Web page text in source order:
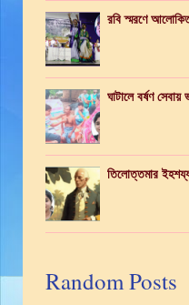
রবি স্মরণে
ঘাটালে বর্ষণ
তিলোত্তমার
Random Posts